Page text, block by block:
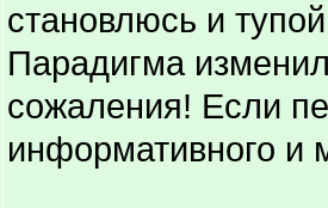
становлюсь и
Парадигма
сожаления! Если
информативного и